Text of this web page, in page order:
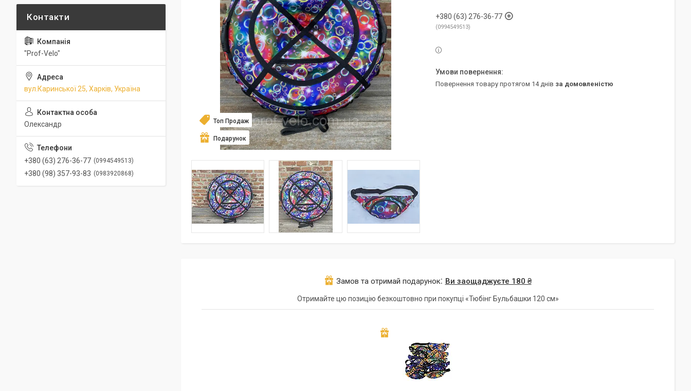
Топ Продаж
Подарунок
+380 (63) 276-36-77
0994549513
повернення товару протягом 14 днів за домовленістю
Замов та отримай подарунок Ви заощаджуєте 180 ₴
Отримайте цю позицію безкоштовно при покупці «Тюбінг Бульбашки 120 см»
"Prof-Velo"
вул.Каринської 25, Харків, Україна
Олександр
+380 (63) 276-36-77 0994549513
+380 (98) 357-93-83 0983920868